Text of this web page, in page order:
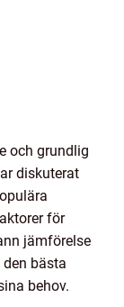
och grundlig
diskuterat
för
jämförelse
bästa
behov.